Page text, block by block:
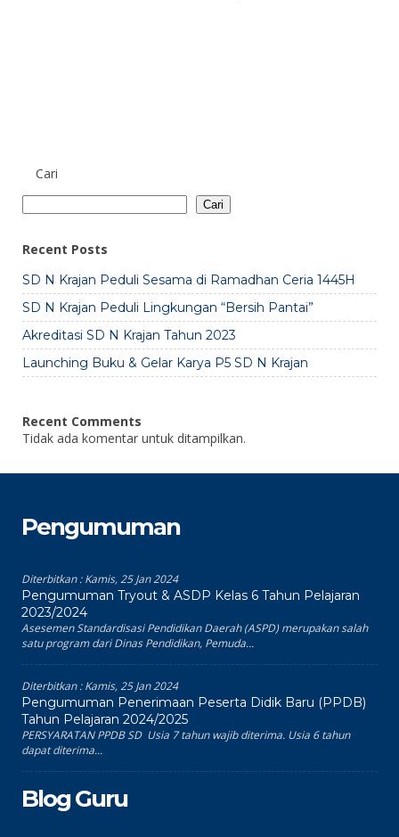
Cari
Cari
Recent Posts
SD N Krajan Peduli Sesama di Ramadhan Ceria 1445H
SD N Krajan Peduli Lingkungan “Bersih Pantai”
Akreditasi SD N Krajan Tahun 2023
Launching Buku & Gelar Karya P5 SD N Krajan
Recent Comments
Tidak ada komentar untuk ditampilkan.
Pengumuman
Diterbitkan :Kamis, 25 Jan 2024
Pengumuman Tryout & ASDP Kelas 6 Tahun Pelajaran
2023/2024
Asesemen Standardisasi Pendidikan Daerah (ASPD) merupakan salah
satu program dari Dinas Pendidikan, Pemuda...
Diterbitkan :Kamis, 25 Jan 2024
Pengumuman Penerimaan Peserta Didik Baru (PPDB)
Tahun Pelajaran 2024/2025
PERSYARATAN PPDB SD Usia 7 tahun wajib diterima. Usia 6 tahun
dapat diterima...
Blog Guru